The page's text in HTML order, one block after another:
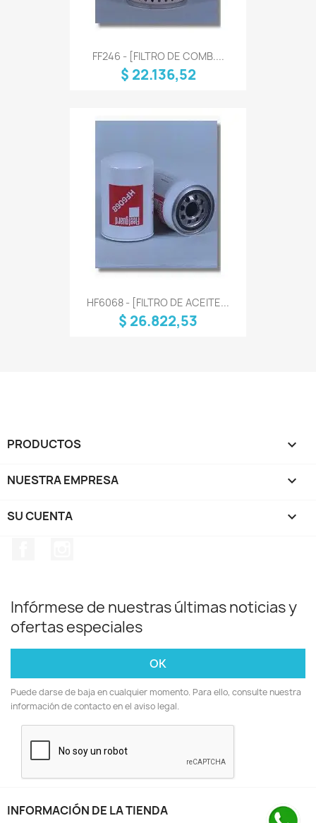
FF246 - [FILTRO DE COMB....
$ 22.136,52
HF6068 - [FILTRO DE ACEITE...
$ 26.822,53
PRODUCTOS 
NUESTRA EMPRESA 
SU CUENTA 
Infórmese de nuestras últimas noticias y
ofertas especiales
Puede darse de baja en cualquier momento. Para ello, consulte nuestra
información de contacto en el aviso legal.
INFORMACIÓN DE LA TIENDA keyboard_arrow_down